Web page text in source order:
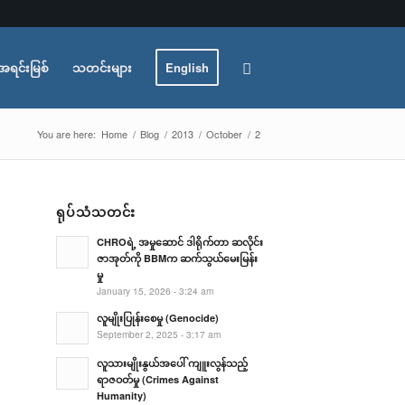
ရင်းမြစ် သတင်းများ English
You are here: Home / Blog / 2013 / October / 2
ရုပ်သံသတင်း
CHROရဲ့ အမှုဆောင် ဒါရိုက်တာ ဆလိုင်း
ဇာအုတ်ကို BBMက ဆက်သွယ်မေးမြန်း
မှု
January 15, 2026 - 3:24 am
လူမျိုးပြုန်းစေမှု (Genocide)
September 2, 2025 - 3:17 am
လူသားမျိုးနွယ်အပေါ် ကျူးလွန်သည့်
ရာဇဝတ်မှု (Crimes Against
Humanity)